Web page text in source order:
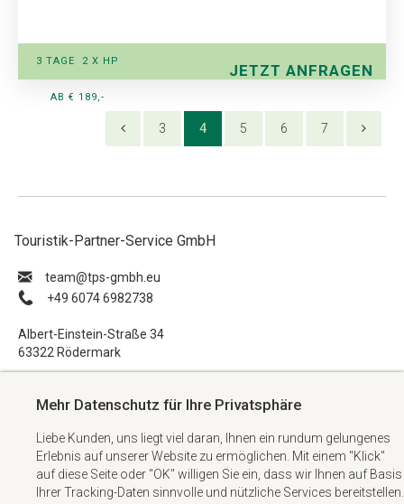
JETZT ANFRAGEN
3 TAGE 2 X HP
AB € 189,-
3 4 5 6 7
Touristik-Partner-Service GmbH
ue.hbmg-spt@maet
+49 6074 6982738
Albert-Einstein-Straße 34
63322 Rödermark
Impressum
AGB
Kontakt
Mehr Datenschutz für Ihre Privatsphäre
Liebe Kunden, uns liegt viel daran, Ihnen ein rundum gelungenes
Erlebnis auf unserer Website zu ermöglichen. Mit einem "Klick"
auf diese Seite oder "OK" willigen Sie ein, dass wir Ihnen auf Basis
Ihrer Tracking-Daten sinnvolle und nützliche Services bereitstellen.